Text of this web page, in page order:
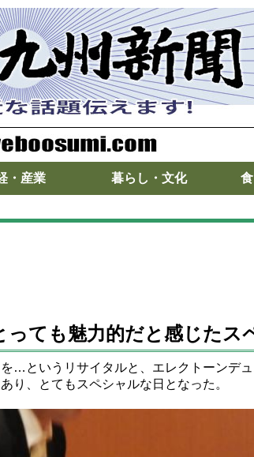
・産業 暮らし・文化
っても魅力的だと感じたス
…というリサイタルと、エレクトーンデ
り、とてもスペシャルな日となった。